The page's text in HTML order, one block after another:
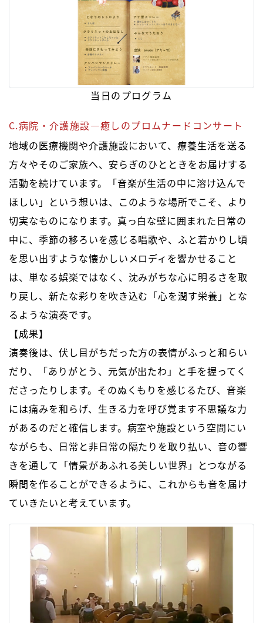
当日のプログラム
C.病院・介護施設―癒しのプロムナードコンサート
地域の医療機関や介護施設において、療養生活を送る
方々やそのご家族へ、安らぎのひとときをお届けする
活動を続けています。「音楽が生活の中に溶け込んで
ほしい」という想いは、このような場所でこそ、より
切実なものになります。真っ白な壁に囲まれた日常の
中に、季節の移ろいを感じる唱歌や、ふと若かりし頃
を思い出すような懐かしいメロディを響かせること
は、単なる娯楽ではなく、沈みがちな心に明るさを取
り戻し、新たな彩りを吹き込む「心を潤す栄養」とな
るような演奏です。
【成果】
演奏後は、伏し目がちだった方の表情がふっと和らい
だり、「ありがとう、元気が出たわ」と手を握ってく
ださったりします。そのぬくもりを感じるたび、音楽
には痛みを和らげ、生きる力を呼び覚ます不思議な力
があるのだと確信します。病室や施設という空間にい
ながらも、日常と非日常の隔たりを取り払い、音の響
きを通して「情景があふれる美しい世界」とつながる
瞬間を作ることができるように、これからも音を届け
ていきたいと考えています。